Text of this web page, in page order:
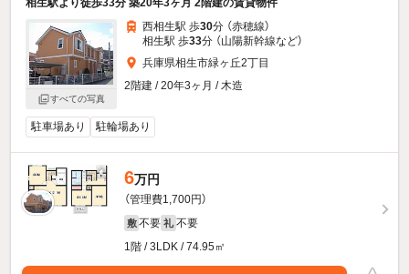
相生駅より徒歩33分 築20年3ヶ月 2階建の賃貸物件
すべての写真
西相生駅 歩30分 （赤穂線）
相生駅 歩33分 （山陽新幹線など）
兵庫県相生市緑ヶ丘2丁目
2階建 / 20年3ヶ月 / 木造
駐車場あり 駐輪場あり
6万円
（管理費1,700円）
敷 不要 礼 不要
1階 / 3LDK / 74.95㎡